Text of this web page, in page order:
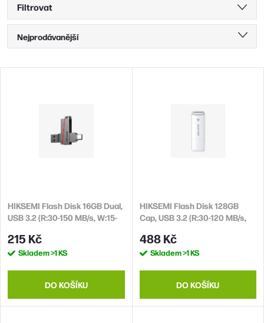
Filtrovat
Ř
a
z
d
u
k
t
Nejprodávanější
V
o
d
u
k
ů
HIKSEMI Flash Disk 16GB Dual,
USB 3.2 (R:30-150 MB/s, W:15-
215 Kč
Skladem>1 KS
DO KOŠÍKU
HIKSEMI Flash Disk 128GB
Cap, USB 3.2 (R:30-120 MB/s,
488 Kč
Skladem>1 KS
DO KOŠÍKU